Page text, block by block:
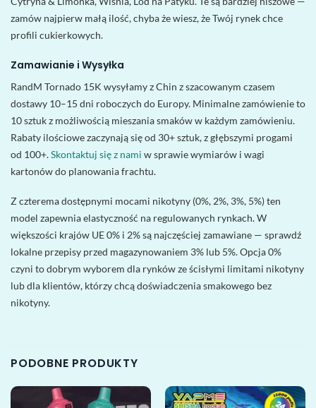
zamów najpierw małą ilość, chyba że wiesz, że Twój rynek chce
profili cukierkowych.
Zamawianie i Wysyłka
RandM Tornado 15K wysyłamy z Chin z szacowanym czasem
dostawy 10–15 dni roboczych do Europy. Minimalne zamówienie to
10 sztuk z możliwością mieszania smaków w każdym zamówieniu.
Rabaty ilościowe zaczynają się od 30+ sztuk, z głębszymi progami
od 100+.Skontaktuj się z nami w sprawie wymiarów i wagi
kartonów do planowania frachtu.
Z czterema dostępnymi mocami nikotyny (0%, 2%, 3%, 5%) ten
model zapewnia elastyczność na regulowanych rynkach. W
większości krajów UE 0% i 2% są najczęściej zamawiane — sprawdź
lokalne przepisy przed magazynowaniem 3% lub 5%. Opcja 0%
czyni to dobrym wyborem dla rynków ze ścisłymi limitami nikotyny
lub dla klientów, którzy chcą doświadczenia smakowego bez
nikotyny.
PODOBNE PRODUKTY